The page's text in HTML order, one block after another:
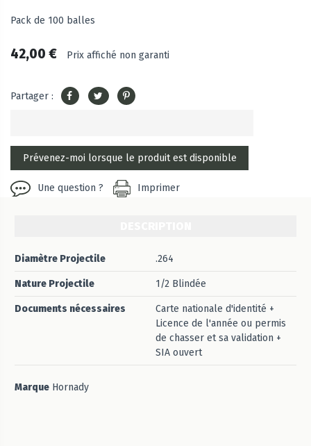
Pack de 100 balles
42,00 € Prix affiché non garanti
Partager :
Une question ? Imprimer
Diamètre Projectile .264
Nature Projectile 1/2 Blindée
Documents nécessaires
Carte nationale d'identité +
Licence de l'année ou permis
de chasser et sa validation +
SIA ouvert
Marque Hornady